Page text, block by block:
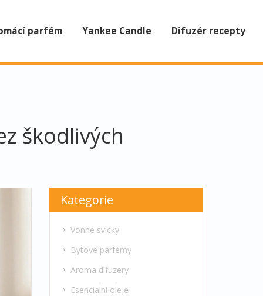
parfém Yankee Candle Difuzér recepty
škodlivých
Kategorie
Vonne svicky
Bytove parfémy
Aroma difuzery
Esencialni oleje